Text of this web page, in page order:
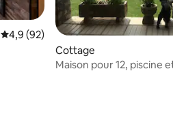
Évaluation moyenne sur la base de
4,9 (92)
Cottage
Maison pour 12, piscine